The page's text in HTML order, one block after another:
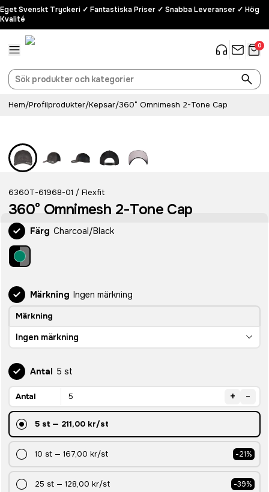
Eget Svenskt Tryckeri ✓ Fantastiska Priser ✓ Snabba Leveranser ✓ Hög
Kvalité
0
Hem/Profilprodukter/Kepsar/360° Omnimesh 2-Tone Cap
6360T-61968-01 / Flexfit
360° Omnimesh 2-Tone Cap
Färg Charcoal/Black
Märkning Ingen märkning
Märkning
Ingen märkning
Antal 5 st
Antal + -
5 st— 211,00 kr/st
10 st — 167,00 kr/st -21%
25 st — 128,00 kr/st -39%